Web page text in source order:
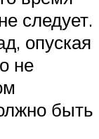
следует.
опуская
не
быть